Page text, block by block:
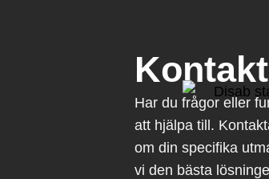
Har du frågor eller
att hjälpa till.
om din specifika
vi den bästa